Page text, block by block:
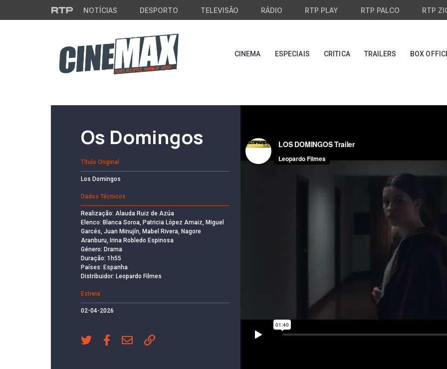
Saltar para o conteúdo principal
NOTÍCIAS DESPORTO TELEVISÃO RÁDIO RTP PLAY RTP PALCO RTP
CINEMA ESPECIAIS CRITICA TRAILERS BOX
Os Domingos
Título Original
Los Domingos
Dados Técnicos
Realização: Alauda Ruiz de Azúa
Elenco: Blanca Soroa, Patricia López Arnaiz, Miguel
Garcés, Juan Minujín, Mabel Rivera, Nagore
Aranburu, Irina Robledo Espinosa
Género: Drama
Duração: 1h55
Países: Espanha
Distribuidor: Leopardo Filmes
Estreia
02-04-2026